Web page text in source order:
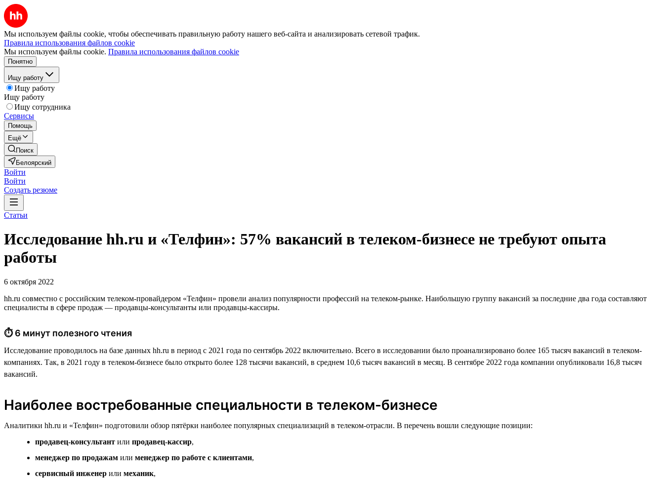
Мы используем файлы cookie, чтобы обеспечивать правильную работу нашего веб-сайта и анализировать сетевой трафик.
Правила использования файлов cookie
Мы используем файлы cookie. Правила использования файлов cookie
Понятно
Ищу работу
Ищу работу
Ищу работу
Ищу сотрудника
Сервисы
Помощь
Ещё
Поиск
Белоярский
Войти
Войти
Создать резюме
Статьи
Исследование hh.ru и «Телфин»: 57% вакансий в телеком-бизнесе не требуют опыта
работы
6 октября 2022
hh.ru совместно с российским телеком-провайдером «Телфин» провели анализ популярности профессий на телеком-рынке. Наибольшую группу вакансий за последние два года составляют
специалисты в сфере продаж — продавцы-консультанты или продавцы-кассиры.
⏱ 6 минут полезного чтения
Исследование проводилось на базе данных hh.ru в период с 2021 года по сентябрь 2022 включительно. Всего в исследовании было проанализировано более 165 тысяч вакансий в телеком-
компаниях. Так, в 2021 году в телеком-бизнесе было открыто более 128 тысячи вакансий, в среднем 10,6 тысяч вакансий в месяц. В сентябре 2022 года компании опубликовали 16,8 тысяч
вакансий.
Наиболее востребованные специальности в телеком-бизнесе
Аналитики hh.ru и «Телфин» подготовили обзор пятёрки наиболее популярных специализаций в телеком-отрасли. В перечень вошли следующие позиции:
продавец-консультант или продавец-кассир,
менеджер по продажам или менеджер по работе с клиентами,
сервисный инженер или механик,